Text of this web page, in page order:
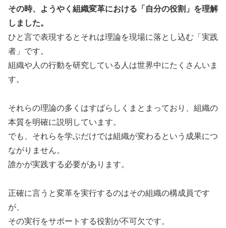
その時、ようやく組織変革における「自分の役割」を理解
しました。
ひと言で表現するとそれは理論を現場に落とし込む「実践
者」です。
組織や人の行動を研究している人は世界中にたくさんいま
す。
それらの理論の多くはすばらしくまとまっており、組織の
本質を明確に説明しています。
でも、それらを学ぶだけでは組織が変わるという成果につ
ながりません。
誰かが実践する必要があります。
正確に言うと変革を実行するのはその組織の構成員です
が、
その実行をサポートする役割が不可欠です。